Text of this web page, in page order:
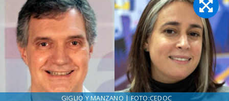
GIGLIO Y MANZANO | FOTO:CEDOC